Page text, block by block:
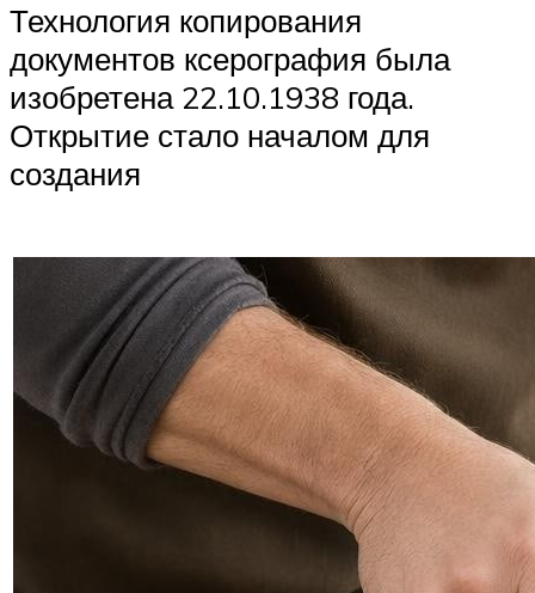
Технология копирования
документов ксерография была
изобретена 22.10.1938 года.
Открытие стало началом для
создания